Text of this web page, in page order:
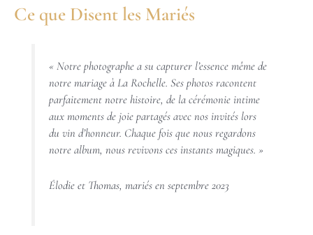
Ce que Disent les Mariés
« Notre photographe a su capturer l’essence même de
notre mariage à La Rochelle. Ses photos racontent
parfaitement notre histoire, de la cérémonie intime
aux moments de joie partagés avec nos invités lors
du vin d’honneur. Chaque fois que nous regardons
notre album, nous revivons ces instants magiques. »
Élodie et Thomas, mariés en septembre 2023